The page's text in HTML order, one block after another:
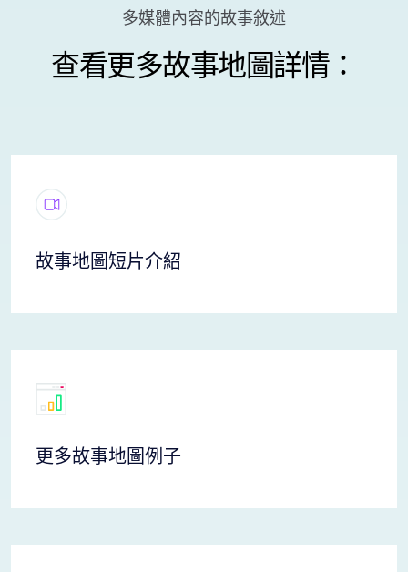
多媒體內容的故事敘述
查看更多故事地圖詳情：
故事地圖短片介紹
更多故事地圖例子